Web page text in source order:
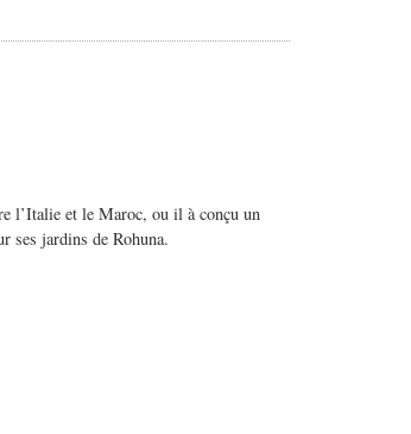
l’Italie et le Maroc, ou il à conçu un
ses jardins de Rohuna.